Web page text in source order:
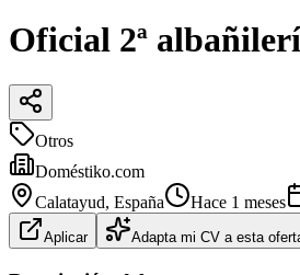
Oficial 2ª
Otros
Doméstiko.com
Calatayud, España Hace 1 meses
Aplicar Adapta mi CV a esta